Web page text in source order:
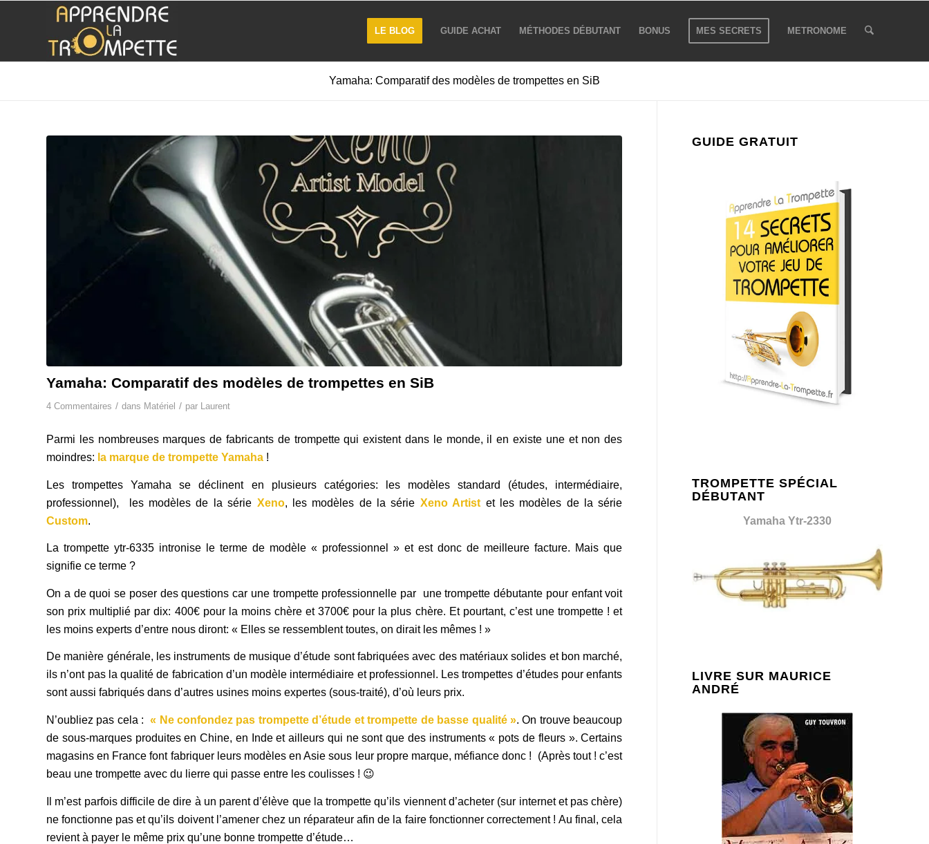
LE BLOG GUIDE ACHAT MÉTHODES DÉBUTANT BONUS MES SECRETS METRONOME
Yamaha: Comparatif des modèles de trompettes en SiB
Yamaha: Comparatif des modèles de trompettes en SiB
4 Commentaires / dans Matériel / par Laurent
Parmi les nombreuses marques de fabricants de trompette qui existent dans le monde, il en existe une et non des
moindres: la marque de trompette Yamaha !
Les trompettes Yamaha se déclinent en plusieurs catégories: les modèles standard (études, intermédiaire,
professionnel), les modèles de la série Xeno, les modèles de la série Xeno Artist et les modèles de la série
Custom.
La trompette ytr-6335 intronise le terme de modèle « professionnel » et est donc de meilleure facture. Mais que
signifie ce terme ?
On a de quoi se poser des questions car une trompette professionnelle par une trompette débutante pour enfant voit
son prix multiplié par dix: 400€ pour la moins chère et 3700€ pour la plus chère. Et pourtant, c’est une trompette ! et
les moins experts d’entre nous diront: « Elles se ressemblent toutes, on dirait les mêmes ! »
De manière générale, les instruments de musique d’étude sont fabriquées avec des matériaux solides et bon marché,
ils n’ont pas la qualité de fabrication d’un modèle intermédiaire et professionnel. Les trompettes d’études pour enfants
sont aussi fabriqués dans d’autres usines moins expertes (sous-traité), d’où leurs prix.
N’oubliez pas cela :« Ne confondez pas trompette d’étude et trompette de basse qualité ». On trouve beaucoup
de sous-marques produites en Chine, en Inde et ailleurs qui ne sont que des instruments « pots de fleurs ». Certains
magasins en France font fabriquer leurs modèles en Asie sous leur propre marque, méfiance donc ! (Après tout ! c’est
beau une trompette avec du lierre qui passe entre les coulisses ! 😉
Il m’est parfois difficile de dire à un parent d’élève que la trompette qu’ils viennent d’acheter (sur internet et pas chère)
ne fonctionne pas et qu’ils doivent l’amener chez un réparateur afin de la faire fonctionner correctement ! Au final, cela
revient à payer le même prix qu’une bonne trompette d’étude…
GUIDE GRATUIT
TROMPETTE SPÉCIAL
DÉBUTANT
Yamaha Ytr-2330
LIVRE SUR MAURICE
ANDRÉ